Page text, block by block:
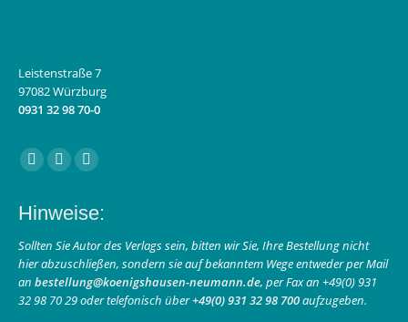
Leistenstraße 7
97082 Würzburg
0931 32 98 70-0
Finden Sie uns auf:
Facebook
opens
in
new
window
Instagram
opens
in
new
window
E-
page
opens
in
new
window
Hinweise:
Sollten Sie Autor des Verlags sein, bitten wir Sie, Ihre Bestellung nicht
hier abzuschließen, sondern sie auf bekanntem Wege entweder per Mail
an bestellung@koenigshausen-neumann.de, per Fax an +49(0) 931
32 98 70 29 oder telefonisch über+49(0) 931 32 98 700aufzugeben.